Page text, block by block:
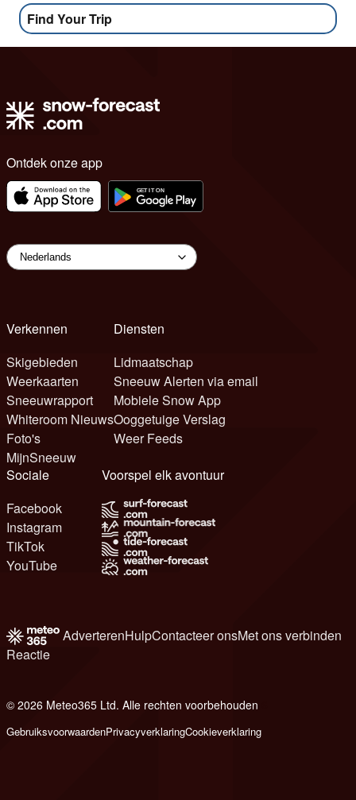
Find Your Trip
Ontdek onze app
Verkennen
Skigebieden
Weerkaarten
Sneeuwrapport
Whiteroom Nieuws
Foto's
MijnSneeuw
Diensten
Lidmaatschap
Sneeuw Alerten via email
Mobiele Snow App
Ooggetuige Verslag
Weer Feeds
Sociale
Facebook
Instagram
TikTok
YouTube
Voorspel elk avontuur
AdverterenHulpContacteer onsMet ons verbinden
Reactie
© 2026 Meteo365 Ltd. Alle rechten voorbehouden
GebruiksvoorwaardenPrivacyverklaringCookieverklaring